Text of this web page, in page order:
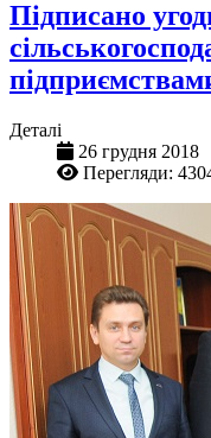
Підписано
Деталі
26 грудня 2018
Перегляди: